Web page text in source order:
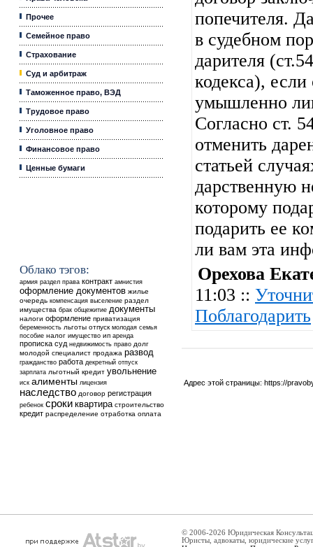
Прочее
Семейное право
Страхование
Суд и арбитраж
Таможенное право, ВЭД
Трудовое право
Уголовное право
Финансовое право
Ценные бумаги
Облако тэгов:
армия раздел права контракт амнистия
оформление документов жилье
очередь компенсация выселение раздел
имущества брак общежитие документы
налоги оформление приватизация
беременность льготы отпуск молодая семья
пособие налог имущество ип аренда
прописка суд недвижимость право долг
молодой специалист продажа развод
гражданство работа декретный отпуск
зарплата льготный кредит увольнение
иск алименты лицензия
наследство договор регистрация
ребенок сроки квартира строительство
кредит распределение отработка оплата
попечителя.
в судебном
дарителя
кодекса),
умышленно
Согласно ст.
отменить
статьей
дарственную
которому
подарить ее
ли вам эта
Орехова
11:03 ::
Поблагодарить
Адрес этой страницы: https://
© 2006-2026 Юридическая
Юристы, адвокаты, юридические